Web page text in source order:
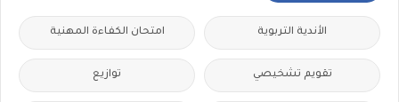
الأندية التربوية امتحان الكفاءة المهنية
تقويم تشخيصي توازيع